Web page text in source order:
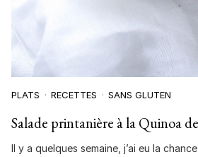
PLATS RECETTES SANS GLUTEN
Salade printanière à la Quinoa
Il y a quelques semaine, j’ai eu la